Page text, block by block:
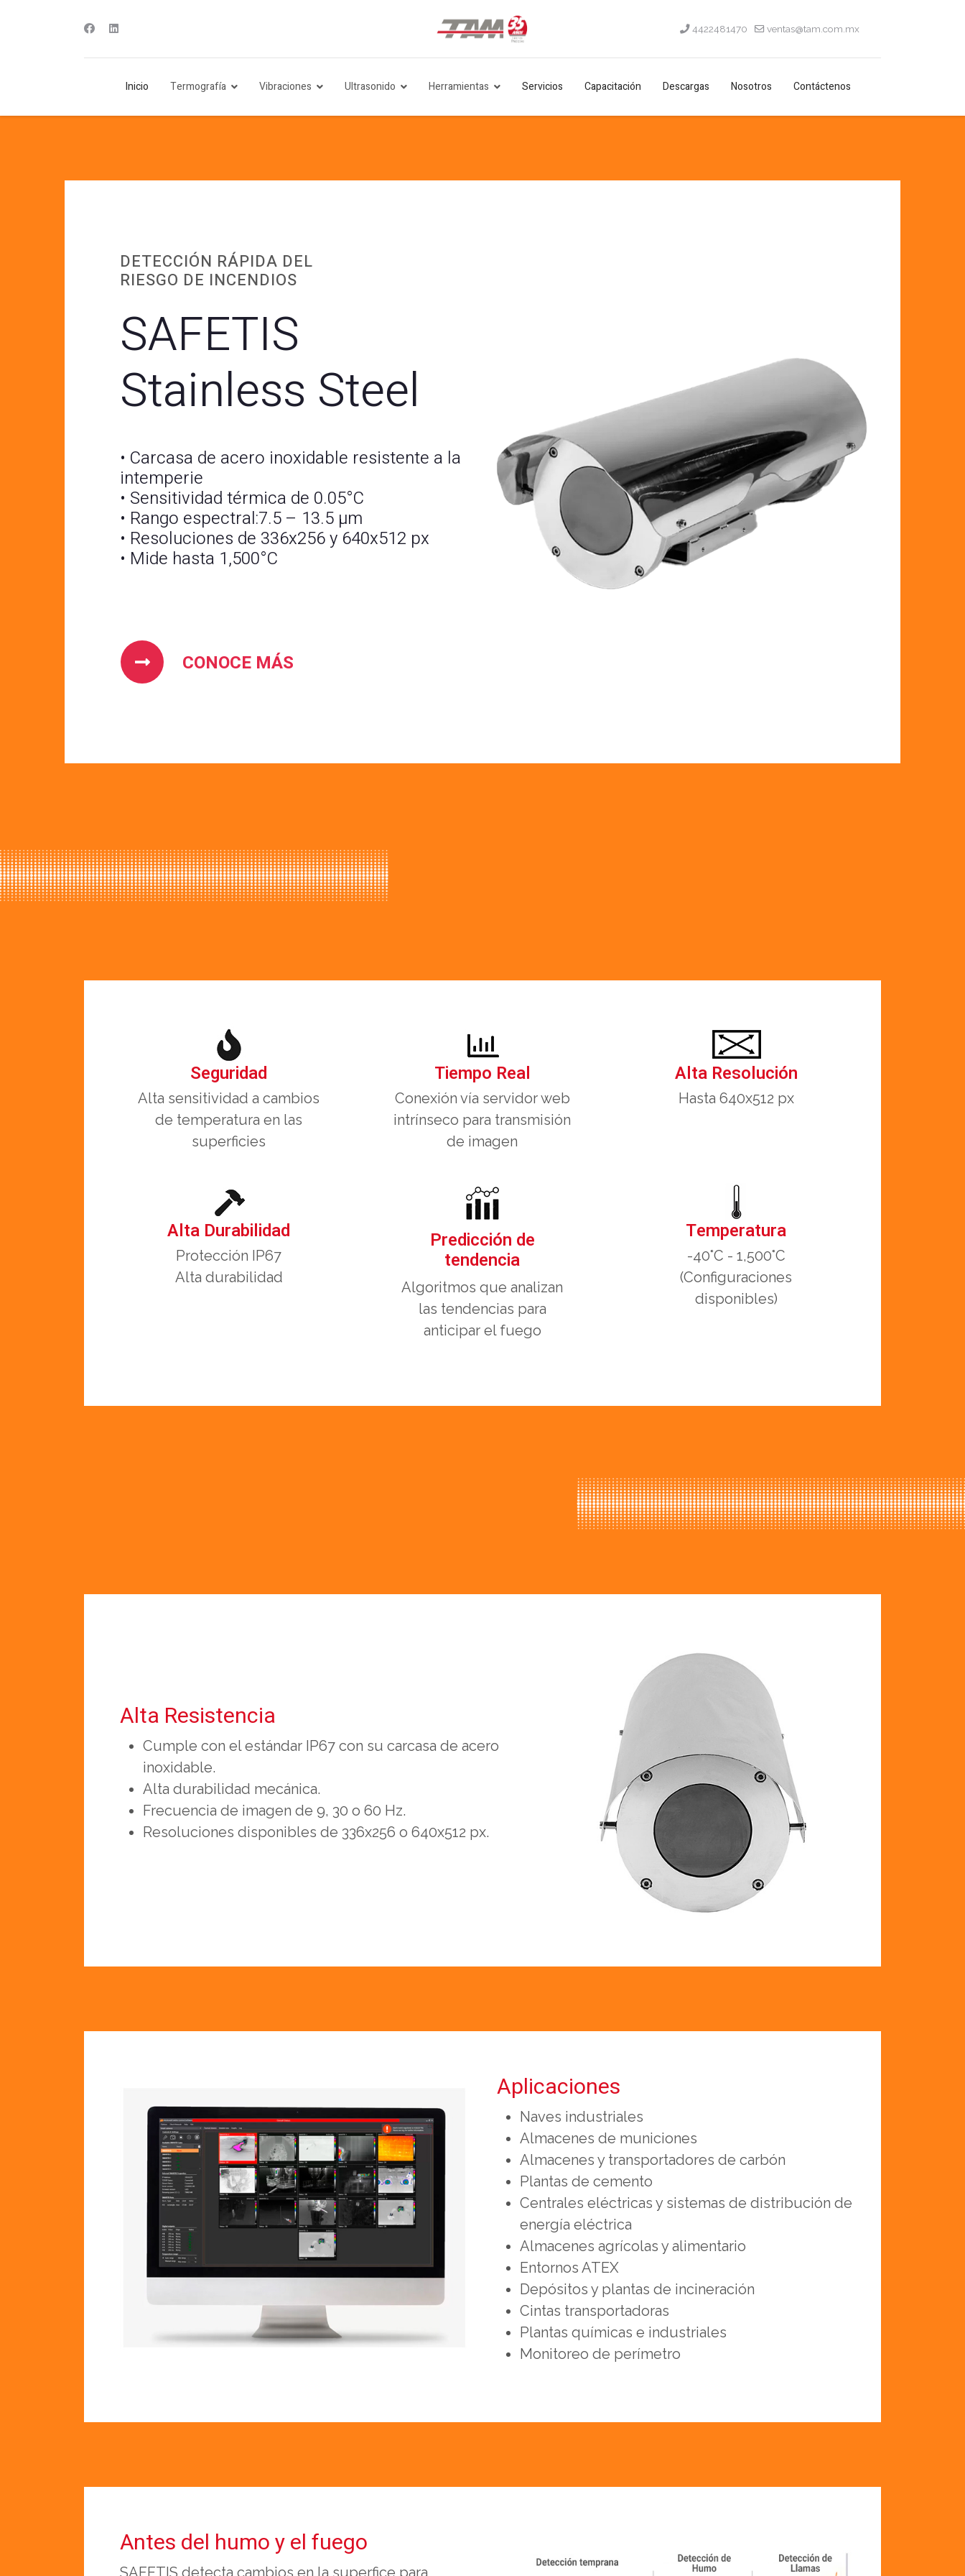
4422481470 ventas@tam.com.mx
Inicio Termografía Vibraciones Ultrasonido Herramientas Servicios Capacitación Descargas Nosotros Contáctenos
DETECCIÓN RÁPIDA DEL
RIESGO DE INCENDIOS
SAFETIS
Stainless Steel
• Carcasa de acero inoxidable resistente a la
intemperie
• Sensitividad térmica de 0.05°C
• Rango espectral:7.5 – 13.5 µm
• Resoluciones de 336x256 y 640x512 px
• Mide hasta 1,500°C
CONOCE MÁS
Seguridad
Alta sensitividad a cambios
de temperatura en las
superficies
Tiempo Real
Conexión vía servidor web
intrínseco para transmisión
de imagen
Alta Resolución
Hasta 640x512 px
Alta Durabilidad
Protección IP67
Alta durabilidad
Predicción de
tendencia
Algoritmos que analizan
las tendencias para
anticipar el fuego
Temperatura
-40°C - 1,500°C
(Configuraciones
disponibles)
Alta Resistencia
Cumple con el estándar IP67 con su carcasa de acero
inoxidable.
Alta durabilidad mecánica.
Frecuencia de imagen de 9, 30 o 60 Hz.
Resoluciones disponibles de 336x256 o 640x512 px.
Aplicaciones
Naves industriales
Almacenes de municiones
Almacenes y transportadores de carbón
Plantas de cemento
Centrales eléctricas y sistemas de distribución de
energía eléctrica
Almacenes agrícolas y alimentario
Entornos ATEX
Depósitos y plantas de incineración
Cintas transportadoras
Plantas químicas e industriales
Monitoreo de perímetro
Antes del humo y el fuego
SAFETIS detecta cambios en la superfice para